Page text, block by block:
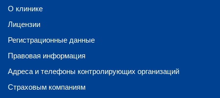
О клинике
Лицензии
Регистрационные данные
Правовая информация
Адреса и телефоны контролирующих организаций
Страховым компаниям